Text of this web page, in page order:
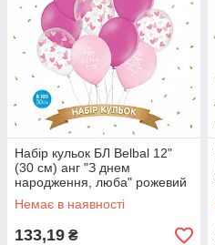
Набір кульок БЛ Belbal 12"
(30 см) анг "З днем
народження, люба" рожевий
(10 шт)
Немає в наявності
133,19 ₴